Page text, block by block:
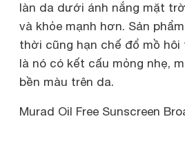
làn da dưới ánh nắng mặt
và khỏe mạnh hơn. Sản
thời cũng hạn chế đổ mồ
là nó có kết cấu mỏng nhẹ,
bền màu trên da.
Murad Oil Free Sunscreen